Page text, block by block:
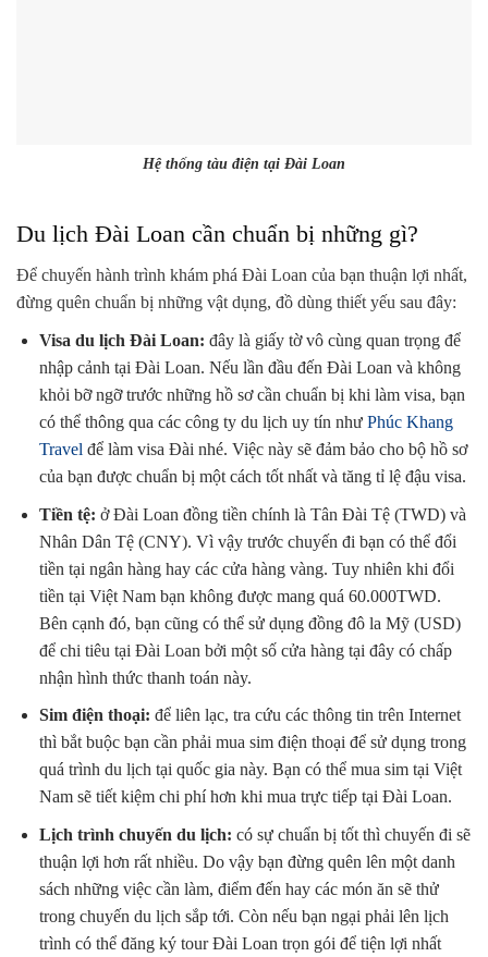
Hệ thống tàu điện tại Đài Loan
Du lịch Đài Loan cần chuẩn bị những gì?
Để chuyến hành trình khám phá Đài Loan của bạn thuận lợi nhất,
đừng quên chuẩn bị những vật dụng, đồ dùng thiết yếu sau đây:
Visa du lịch Đài Loan: đây là giấy tờ vô cùng quan trọng để
nhập cảnh tại Đài Loan. Nếu lần đầu đến Đài Loan và không
khỏi bỡ ngỡ trước những hồ sơ cần chuẩn bị khi làm visa, bạn
có thể thông qua các công ty du lịch uy tín như Phúc Khang
Travel để làm visa Đài nhé. Việc này sẽ đảm bảo cho bộ hồ sơ
của bạn được chuẩn bị một cách tốt nhất và tăng tỉ lệ đậu visa.
Tiền tệ: ở Đài Loan đồng tiền chính là Tân Đài Tệ (TWD) và
Nhân Dân Tệ (CNY). Vì vậy trước chuyến đi bạn có thể đổi
tiền tại ngân hàng hay các cửa hàng vàng. Tuy nhiên khi đổi
tiền tại Việt Nam bạn không được mang quá 60.000TWD.
Bên cạnh đó, bạn cũng có thể sử dụng đồng đô la Mỹ (USD)
để chi tiêu tại Đài Loan bởi một số cửa hàng tại đây có chấp
nhận hình thức thanh toán này.
Sim điện thoại: để liên lạc, tra cứu các thông tin trên Internet
thì bắt buộc bạn cần phải mua sim điện thoại để sử dụng trong
quá trình du lịch tại quốc gia này. Bạn có thể mua sim tại Việt
Nam sẽ tiết kiệm chi phí hơn khi mua trực tiếp tại Đài Loan.
Lịch trình chuyến du lịch: có sự chuẩn bị tốt thì chuyến đi sẽ
thuận lợi hơn rất nhiều. Do vậy bạn đừng quên lên một danh
sách những việc cần làm, điểm đến hay các món ăn sẽ thử
trong chuyến du lịch sắp tới. Còn nếu bạn ngại phải lên lịch
trình có thể đăng ký tour Đài Loan trọn gói để tiện lợi nhất